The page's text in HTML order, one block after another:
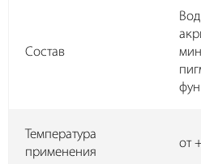
Состав
Температура
применения
от